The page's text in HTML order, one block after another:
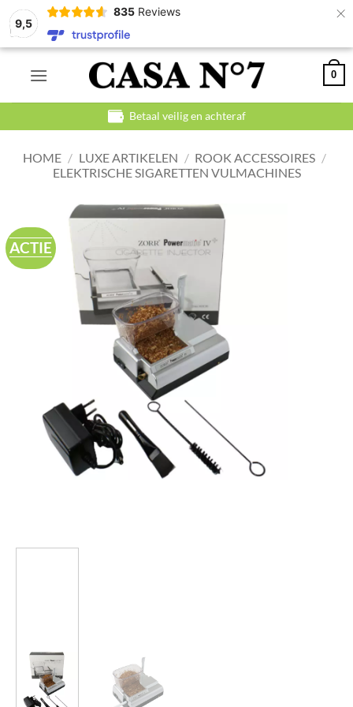
9,5
835 Reviews ×
Ga
0
Betaal veilig en achteraf
HOME / LUXE ARTIKELEN / ROOK ACCESSOIRES /
ELEKTRISCHE SIGARETTEN VULMACHINES
ACTIE